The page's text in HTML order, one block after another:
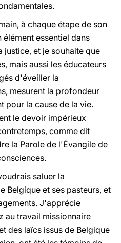
à chaque étape de son
essentiel dans
justice, et je souhaite que
mais aussi les éducateurs
d'éveiller la
mesurent la profondeur
pour la cause de la vie.
le devoir impérieux
comme dit
la Parole de l'Évangile de
saluer la
Belgique et ses pasteurs, et
J'apprécie
au travail missionnaire
des laïcs issus de Belgique